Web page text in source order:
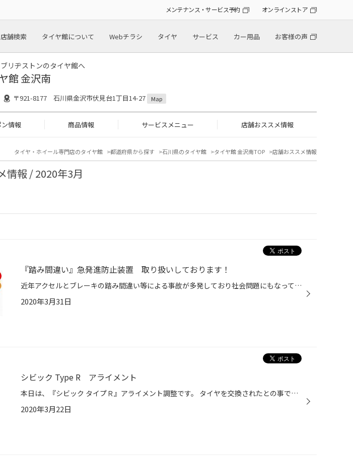
メンテナンス・サービス予約 オンラインストア
店舗検索 タイヤ館について Webチラシ タイヤ サービス カー用品 お客様の声
リヂストンのタイヤ館へ
館 金沢南
〒921-8177 石川県金沢市伏見台1丁目14-27 Map
情報 商品情報 サービスメニュー 店舗おススメ情報
タイヤ・ホイール専門店のタイヤ館 都道府県から探す 石川県のタイヤ館 タイヤ館 金沢南TOP 店舗おススメ情報
情報 / 2020年3月
『踏み間違い』急発進防止装置 取り扱いしております！
近年アクセルとブレーキの踏み間違い等による事故が多発しており社会問題にもなっております。 事故内容は75歳以上の高齢ドライバーに多く、圧倒的に「駐車場」などでの踏み間違いが多いそうです。 現在「踏み間違い事故」を防ぐための商品が大変注目され、当店でも数多くのお問合せがございます。 ...
2020年3月31日
シビック Type R アライメント
本日は、『シビック タイプＲ』アライメント調整です。 タイヤを交換されたとの事でご依頼を頂戴しました。 定期的にアライメント調整をされるお客様で、 今回は・・・★フロント「トー」調整 ★リア「トー」調整作業させていただきました。 「タイヤを新品に交換した」「ホイールを交換した」「足廻...
2020年3月22日